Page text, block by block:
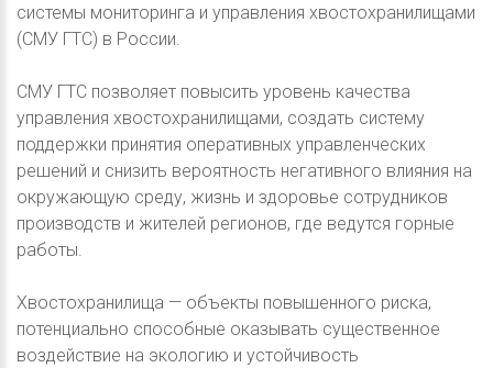
системы мониторинга и управления хвостохранилищами
(СМУ ГТС) в России.
СМУ ГТС позволяет повысить уровень качества
управления хвостохранилищами, создать систему
поддержки принятия оперативных управленческих
решений и снизить вероятность негативного влияния на
окружающую среду, жизнь и здоровье сотрудников
производств и жителей регионов, где ведутся горные
работы.
Хвостохранилища — объекты повышенного риска,
потенциально способные оказывать существенное
воздействие на экологию и устойчивость